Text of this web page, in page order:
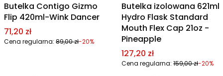
Butelka Contigo Gizmo
Flip 420ml-Wink Dancer
Cena promocyjna
71,20 zł
Cena regularna: 89,00 zł-20%
Butelka izolowana 621ml
Hydro Flask Standard
Mouth Flex Cap 21oz -
Pineapple
Cena promocyjna
127,20 zł
Cena regularna: 159,00 zł-20%